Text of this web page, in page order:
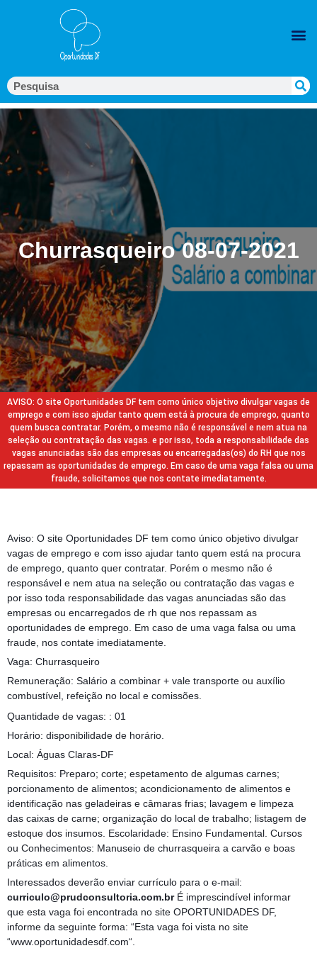
Churrasqueiro 08-07-2021
AVISO: O site Oportunidades DF tem como único objetivo divulgar vagas de
emprego e com isso ajudar tanto quem está à procura de emprego, quanto
quem busca contratar. Porém, o mesmo não é responsável e nem atua na
seleção ou contratação das vagas. e por isso, toda a responsabilidade das
vagas anunciadas são das empresas ou encarregadas(os) do RH que nos
repassam as oportunidades de emprego. Em caso de uma vaga falsa ou uma
fraude, solicitamos que nos contate imediatamente.
Aviso: O site Oportunidades DF tem como único objetivo divulgar
vagas de emprego e com isso ajudar tanto quem está na procura
de emprego, quanto quer contratar. Porém o mesmo não é
responsável e nem atua na seleção ou contratação das vagas e
por isso toda responsabilidade das vagas anunciadas são das
empresas ou encarregados de rh que nos repassam as
oportunidades de emprego. Em caso de uma vaga falsa ou uma
fraude, nos contate imediatamente.
Vaga: Churrasqueiro
Remuneração: Salário a combinar + vale transporte ou auxílio
combustível, refeição no local e comissões.
Quantidade de vagas: : 01
Horário: disponibilidade de horário.
Local: Águas Claras-DF
Requisitos: Preparo; corte; espetamento de algumas carnes;
porcionamento de alimentos; acondicionamento de alimentos e
identificação nas geladeiras e câmaras frias; lavagem e limpeza
das caixas de carne; organização do local de trabalho; listagem de
estoque dos insumos. Escolaridade: Ensino Fundamental. Cursos
ou Conhecimentos: Manuseio de churrasqueira a carvão e boas
práticas em alimentos.
Interessados deverão enviar currículo para o e-mail:
curriculo@prudconsultoria.com.brÉ imprescindível informar
que esta vaga foi encontrada no site OPORTUNIDADES DF,
informe da seguinte forma: “Esta vaga foi vista no site
“www.oportunidadesdf.com“.